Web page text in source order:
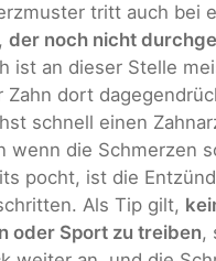
tritt auch bei
der noch nicht
ist an dieser Stelle
dort
schnell einen
wenn die Schmerzen
pocht, ist die
Als Tip gilt,
oder Sport zu treiben,